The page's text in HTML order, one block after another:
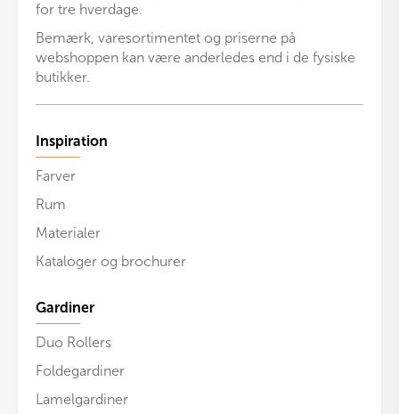
for tre hverdage.
Bemærk, varesortimentet og priserne på
webshoppen kan være anderledes end i de fysiske
butikker.
Inspiration
Farver
Rum
Materialer
Kataloger og brochurer
Gardiner
Duo Rollers
Foldegardiner
Lamelgardiner